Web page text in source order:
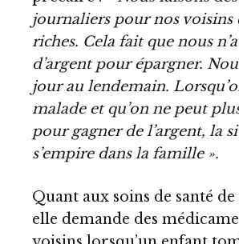
journaliers pour nos voisins
riches. Cela fait que nous
d’argent pour épargner.
jour au lendemain.
malade et qu’on ne peut
pour gagner de l’argent, la
s’empire dans la famille ».
Quant aux soins de santé de
elle demande des